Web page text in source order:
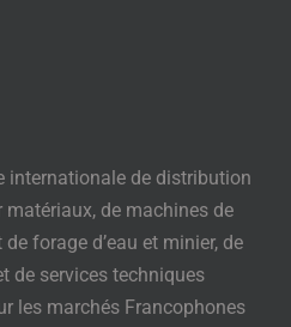
internationale de distribution
matériaux, de machines de
forage d’eau et minier, de
de services techniques
les marchés Francophones